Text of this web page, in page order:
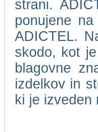
strani.
ponujene
ADICTEL.
skodo, kot
blagovne
izdelkov in
ki je izveden